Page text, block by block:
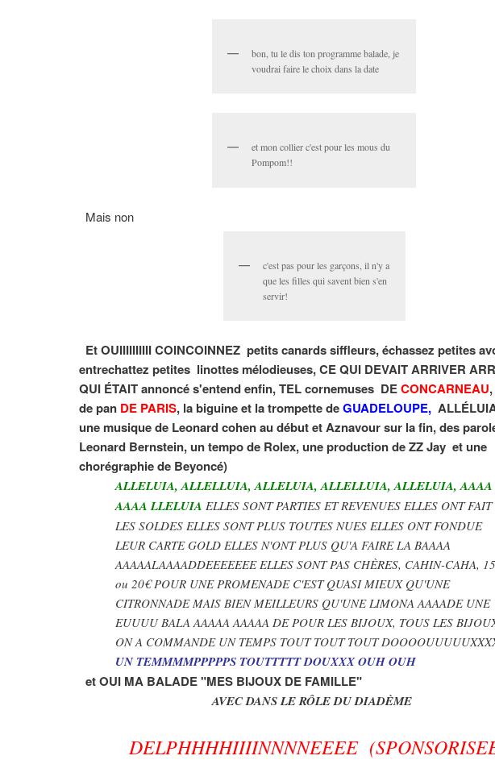
bon, tu le dis ton programme balade, je
voudrai faire le choix dans la date
et mon collier c'est pour les mous du
Pompom!!
Mais non
c'est pas pour les garçons, il n'y a
que les filles qui savent bien s'en
servir!
Et OUIIIIIIIIII COINCOINNEZ petits canards siffleurs, échassez petites
entrechattez petites linottes mélodieuses, CE QUI DEVAIT ARRIVER
QUI ÉTAIT annoncés'entend enfin, TEL cornemuses DECONCARNEAU
de pan DE PARIS, la biguine et la trompette deGUADELOUPE,
une musique de Leonard cohen au début et Aznavour sur la fin, des
Leonard Bernstein, un tempo de Rolex, une production de ZZ Jay et une
chorégraphie de Beyoncé)
ALLELUIA, ALLELLUIA, ALLELUIA, ALLELLUIA, ALLELUIA, AAAA
AAAA LLELUIA ELLES SONT PARTIES ET REVENUES ELLES ONT FAIT
LES SOLDES ELLES SONT PLUS TOUTES NUES ELLES ONT FONDUE
LEUR CARTE GOLD ELLES N'ONT PLUS QU'A FAIRE LA BAAAA
AAAAALAAAADDEEEEEEE ELLES SONT PAS CHÈRES, CAHIN-CAHA,
ou 20€ POUR UNE PROMENADE C'EST QUASI MIEUX QU'UNE
CITRONNADE MAIS BIEN MEILLEURS QU'UNE LIMONA AAAADE UNE
EUUUU BALA AAAAA AAAAA DE POUR LES BIJOUX, TOUS LES
ON A COMMANDE UN TEMPS TOUT TOUT TOUT
UN TEMMMMPPPPPS TOUTTTTT DOUXXX OUH OUH
et OUI MA BALADE "MES BIJOUX DE FAMILLE"
AVEC DANS LE RÔLE DU DIADÈME
DELPHHHHIIIINNNNEEEE